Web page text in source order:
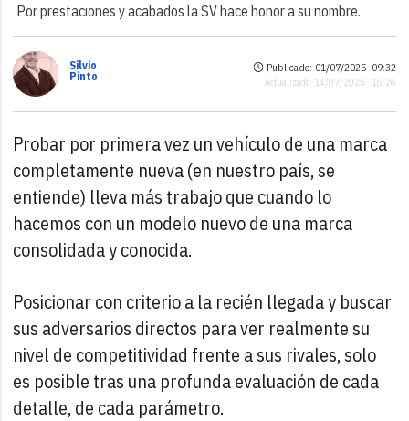
Por prestaciones y acabados la SV hace honor a su nombre.
Silvio
Pinto
Publicado: 01/07/2025 ·09:32
Actualizado: 14/07/2025 · 16:26
Probar por primera vez un vehículo de una marca
completamente nueva (en nuestro país, se
entiende) lleva más trabajo que cuando lo
hacemos con un modelo nuevo de una marca
consolidada y conocida.
Posicionar con criterio a la recién llegada y buscar
sus adversarios directos para ver realmente su
nivel de competitividad frente a sus rivales, solo
es posible tras una profunda evaluación de cada
detalle, de cada parámetro.